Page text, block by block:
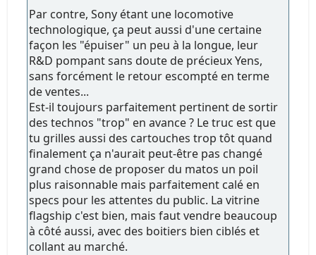
Par contre, Sony étant une locomotive
technologique, ça peut aussi d'une certaine
façon les "épuiser" un peu à la longue, leur
R&D pompant sans doute de précieux Yens,
sans forcément le retour escompté en terme
de ventes...
Est-il toujours parfaitement pertinent de sortir
des technos "trop" en avance ? Le truc est que
tu grilles aussi des cartouches trop tôt quand
finalement ça n'aurait peut-être pas changé
grand chose de proposer du matos un poil
plus raisonnable mais parfaitement calé en
specs pour les attentes du public. La vitrine
flagship c'est bien, mais faut vendre beaucoup
à côté aussi, avec des boitiers bien ciblés et
collant au marché.